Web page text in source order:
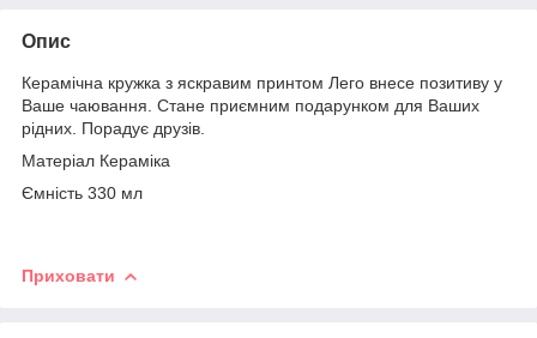
Опис
Керамічна кружка з яскравим принтом Лего внесе позитиву у
Ваше чаювання. Стане приємним подарунком для Ваших
рідних. Порадує друзів.
Матеріал Кераміка
Ємність 330 мл
Приховати